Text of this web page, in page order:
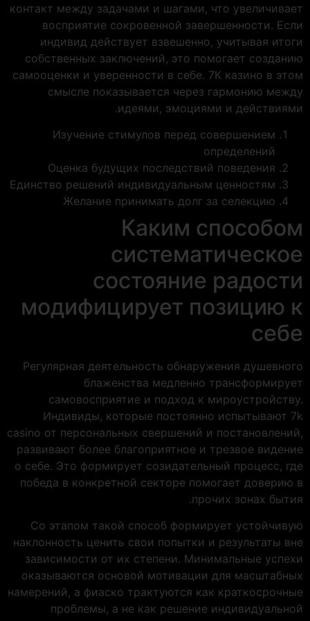
контакт между задачами и шагами, что увеличивает
восприятие сокровенной завершенности. Если
индивид действует взвешенно, учитывая итоги
собственных заключений, это помогает созданию
самооценки и уверенности в себе. 7К казино в этом
смысле показывается через гармонию между
идеями, эмоциями и действиями.
Изучение стимулов перед совершением
определений
Оценка будущих последствий поведения
Единство решений индивидуальным ценностям
Желание принимать долг за селекцию
Каким способом
систематическое
состояние радости
модифицирует позицию к
себе
Регулярная деятельность обнаружения душевного
блаженства медленно трансформирует
самовосприятие и подход к мироустройству.
Индивиды, которые постоянно испытывают 7k
casino от персональных свершений и постановлений,
развивают более благоприятное и трезвое видение
о себе. Это формирует созидательный процесс, где
победа в конкретной секторе помогает доверию в
прочих зонах бытия.
Со этапом такой способ формирует устойчивую
наклонность ценить свои попытки и результаты вне
зависимости от их степени. Минимальные успехи
оказываются основой мотивации для масштабных
намерений, а фиаско трактуются как краткосрочные
проблемы, а не как решение индивидуальной